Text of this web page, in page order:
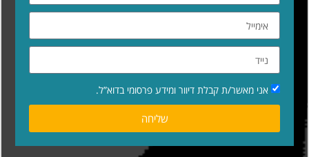
אני מאשר/ת קבלת דיוור ומידע פרסומי בדוא”ל.
שליחה